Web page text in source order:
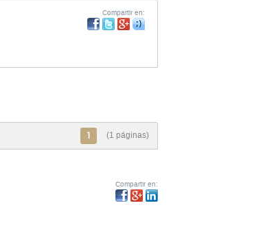
Compartir en:
1 (1 páginas)
Compartir en: